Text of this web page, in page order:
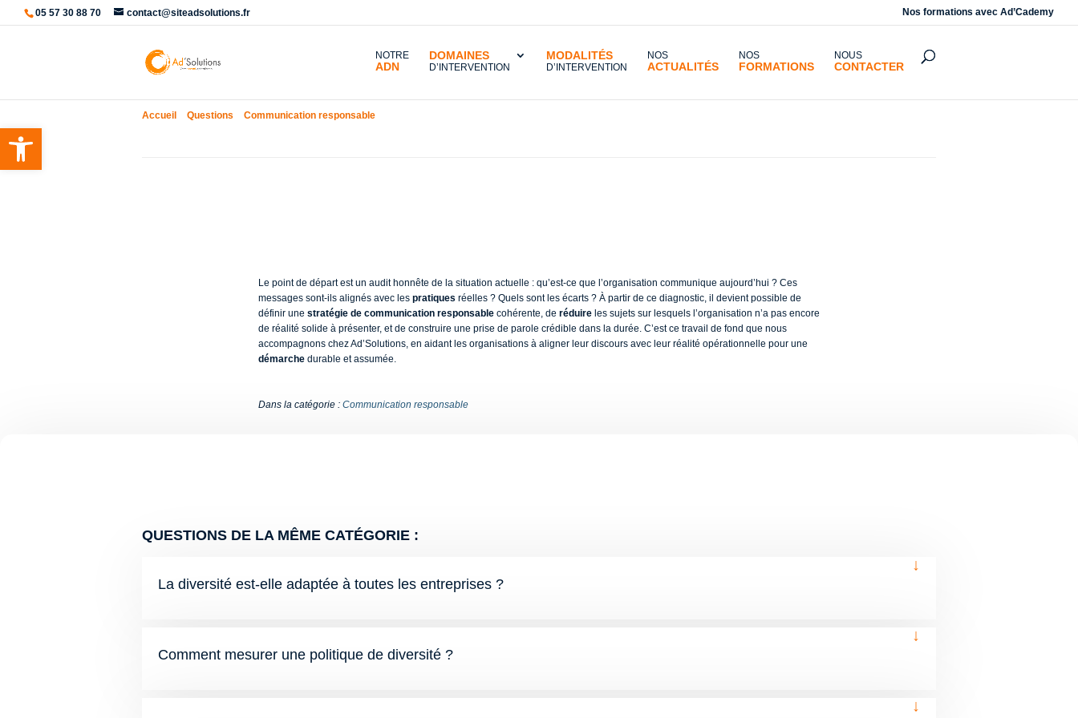
Ouvrir la barre d’outils
05 57 30 88 70 contact@siteadsolutions.fr Nos formations avec Ad’Cademy
NOTRE
ADN
DOMAINES
D’INTERVENTION
MODALITÉS
D’INTERVENTION
NOS
ACTUALITÉS
NOS
FORMATIONS
NOUS
CONTACTER
Accueil Questions Communication responsable
Le point de départ est un audit honnête de la situation actuelle : qu’est-ce que l’organisation communique aujourd’hui ? Ces
messages sont-ils alignés avec les pratiques réelles ? Quels sont les écarts ? À partir de ce diagnostic, il devient possible de
définir une stratégie de communication responsable cohérente, de réduire les sujets sur lesquels l’organisation n’a pas encore
de réalité solide à présenter, et de construire une prise de parole crédible dans la durée. C’est ce travail de fond que nous
accompagnons chez Ad’Solutions, en aidant les organisations à aligner leur discours avec leur réalité opérationnelle pour une
démarche durable et assumée.
Dans la catégorie : Communication responsable
QUESTIONS DE LA MÊME CATÉGORIE :
La diversité est-elle adaptée à toutes les entreprises ?
↓
Comment mesurer une politique de diversité ?
↓
↓